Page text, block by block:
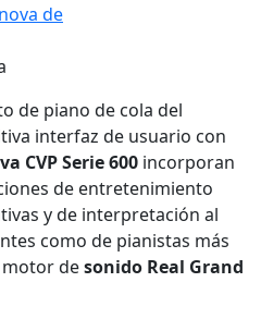
de piano de cola del
interfaz de usuario con
CVP Serie 600 incorporan
de entretenimiento
y de interpretación al
como de pianistas más
motor desonido Real Grand